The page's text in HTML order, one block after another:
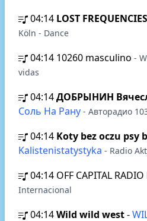
04:14 LOST FREQUENCIES
Köln - Dance
04:14 10260 masculino -
vidas
04:14ДОБРЫНИН
Соль На Рану - Авторадио
04:14 Koty bez oczu psy
Kalistenistatystyka - Radio
04:14 OFF CAPITAL
Internacional
04:14Wild wild west-